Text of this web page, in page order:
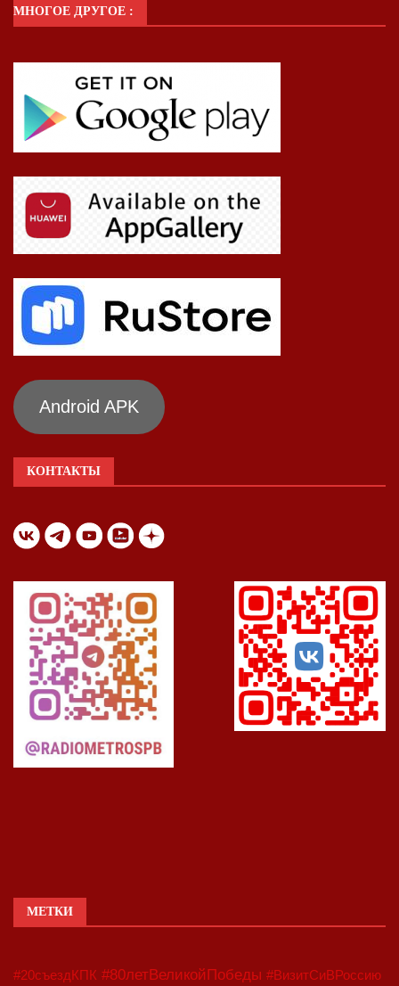
МНОГОЕ ДРУГОЕ :
Android APK
КОНТАКТЫ
МЕТКИ
#20съездКПК #80летВеликойПобеды #ВизитСиВРоссию